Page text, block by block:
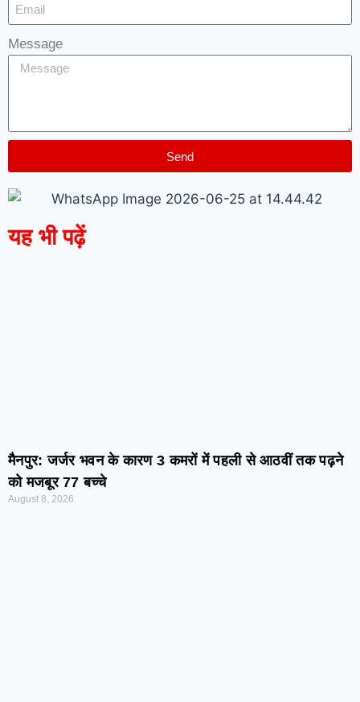
Message
Send
यह भी पढ़ें
मैनपुर: जर्जर भवन के कारण 3 कमरों में पहली से आठवीं तक पढ़ने
को मजबूर 77 बच्चे
August 8, 2026